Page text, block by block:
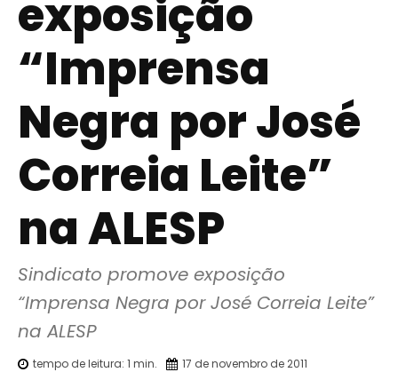
exposição
“Imprensa
Negra por José
Correia Leite”
na ALESP
Sindicato promove exposição
“Imprensa Negra por José Correia Leite”
na ALESP
tempo de leitura: 1 min. 17 de novembro de 2011